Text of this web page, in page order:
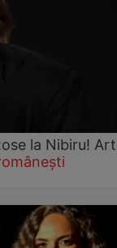
la Nibiru!